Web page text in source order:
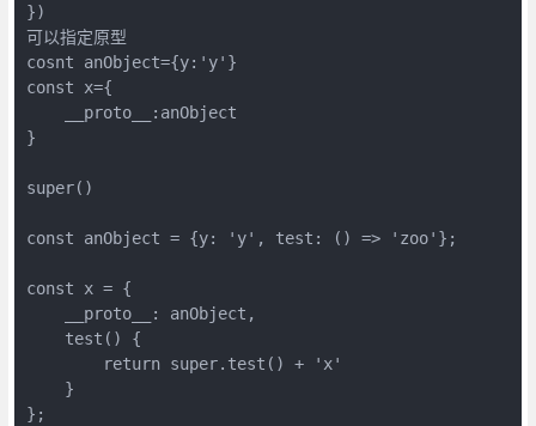
})
可以指定原型
cosnt anObject={y:'y'}
const x={
    __proto__:anObject
}
super()
const anObject = {y: 'y', test: () => 'zoo'};
const x = {
    __proto__: anObject,
    test() {
        return super.test() + 'x'
    }
};